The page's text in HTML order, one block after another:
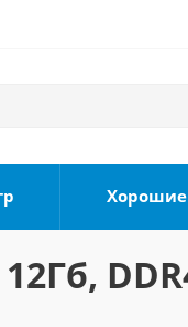
Хорошие